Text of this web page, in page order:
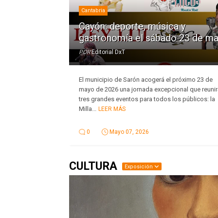
Cantabria
Cayón: deporte, música y
gastronomía el sábado 23 de
POR Editorial DxT
El municipio de Sarón acogerá el próximo 23 de
mayo de 2026 una jornada excepcional que
tres grandes eventos para todos los públicos: la
Milla... LEER MÁS
0 Mayo 07, 2026
CULTURA Exposición